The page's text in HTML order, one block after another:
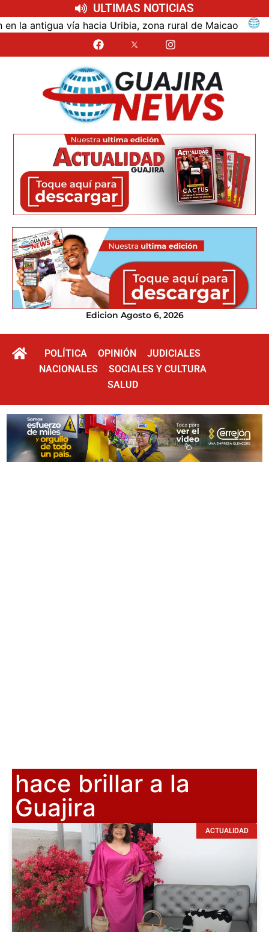
ULTIMAS NOTICIAS
vía hacia Uribia, zona rural de Maicao
Edicion Agosto 6, 2026
POLÍTICA OPINIÓN
JUDICIALES
NACIONALES
SOCIALES Y CULTURA
SALUD
hace brillar a la
Guajira
ACTUALIDAD